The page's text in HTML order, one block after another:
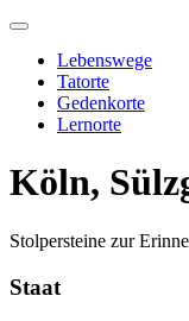
Skip
contentLebenswege
Tatorte
Gedenkorte
Lernorte
Köln,
Stolpersteine zur
Staat